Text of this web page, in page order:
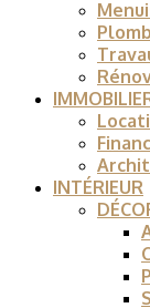
INTÉRIEUR